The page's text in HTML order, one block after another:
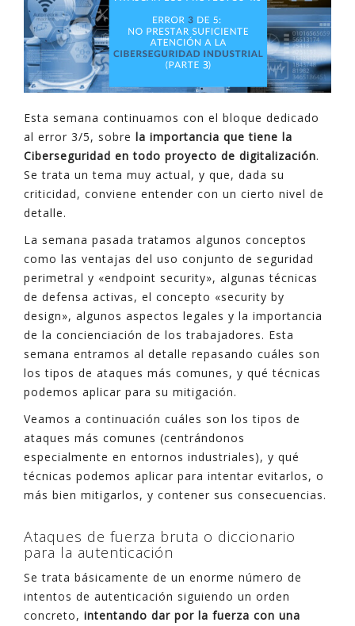
Esta semana continuamos con el bloque dedicado
al error 3/5, sobre la importancia que tiene la
Ciberseguridad en todo proyecto de digitalización.
Se trata un tema muy actual, y que, dada su
criticidad, conviene entender con un cierto nivel de
detalle.
La semana pasada tratamos algunos conceptos
como las ventajas del uso conjunto de seguridad
perimetral y «endpoint security», algunas técnicas
de defensa activas, el concepto «security by
design», algunos aspectos legales y la importancia
de la concienciación de los trabajadores. Esta
semana entramos al detalle repasando cuáles son
los tipos de ataques más comunes, y qué técnicas
podemos aplicar para su mitigación.
Veamos a continuación cuáles son los tipos de
ataques más comunes (centrándonos
especialmente en entornos industriales), y qué
técnicas podemos aplicar para intentar evitarlos, o
más bien mitigarlos, y contener sus consecuencias.
Ataques de fuerza bruta o diccionario
para la autenticación
Se trata básicamente de un enorme número de
intentos de autenticación siguiendo un orden
concreto, intentando dar por la fuerza con una